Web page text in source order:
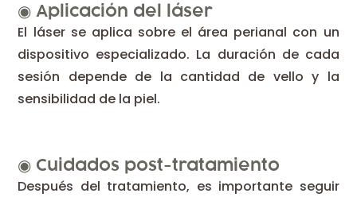
◉ Aplicación del láser
El láser se aplica sobre el área perianal con un
dispositivo especializado. La duración de cada
sesión depende de la cantidad de vello y la
sensibilidad de la piel.
◉ Cuidados post-tratamiento
Después del tratamiento, es importante seguir